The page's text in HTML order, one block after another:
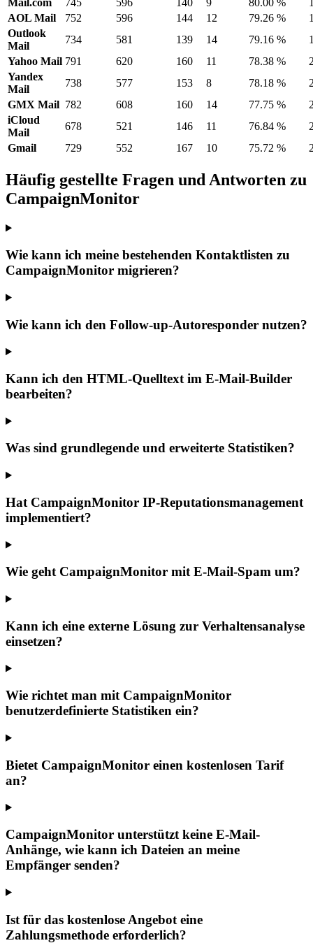
AOL Mail
752 596 144 12 79.26 %
Outlook
Mail
734 581 139 14 79.16 %
Yahoo Mail 791 620 160 11 78.38 %
Yandex
Mail
738 577 153 8 78.18 %
GMX Mail 782 608 160 14 77.75 %
iCloud
Mail
678 521 146 11 76.84 %
Gmail
729 552 167 10 75.72 %
Häufig gestellte Fragen und Antworten zu
CampaignMonitor
Wie kann ich meine bestehenden Kontaktlisten zu
CampaignMonitor migrieren?
Wie kann ich den Follow-up-Autoresponder nutzen?
Kann ich den HTML-Quelltext im E-Mail-Builder
bearbeiten?
Was sind grundlegende und erweiterte Statistiken?
Hat CampaignMonitor IP-Reputationsmanagement
implementiert?
Wie geht CampaignMonitor mit E-Mail-Spam um?
Kann ich eine externe Lösung zur Verhaltensanalyse
einsetzen?
Wie richtet man mit CampaignMonitor
benutzerdefinierte Statistiken ein?
Bietet CampaignMonitor einen kostenlosen Tarif
an?
CampaignMonitor unterstützt keine E-Mail-
Anhänge, wie kann ich Dateien an meine
Empfänger senden?
Ist für das kostenlose Angebot eine
Zahlungsmethode erforderlich?